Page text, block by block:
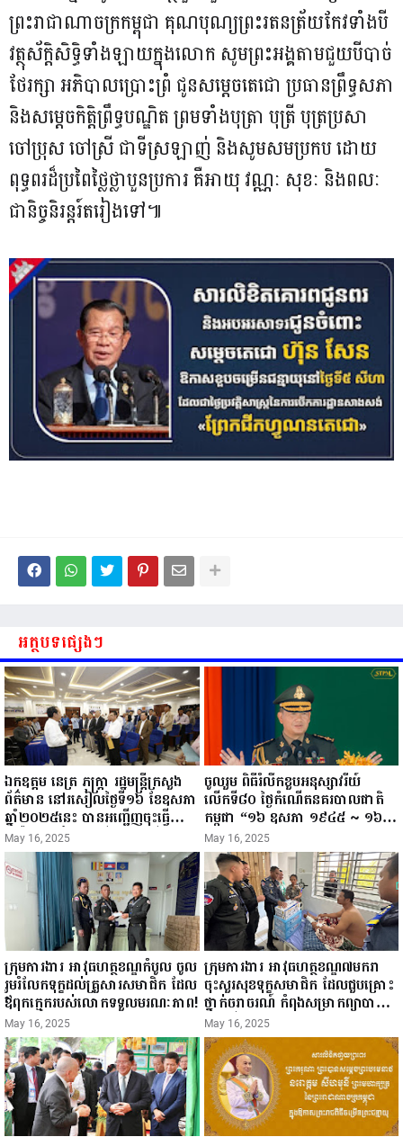
ព្រះរាជាណាចក្រកម្ពុជា គុណបុណ្យព្រះរតនត្រ័យកែវទាំងបី
វត្ថុស័ក្តិសិទ្ធិទាំងឡាយក្នុងលោក សូមព្រះអង្គតាមជួយបីបាច់
ថែរក្សា អភិបាលប្រោះព្រំ ជូនសម្តេចតេជោ ប្រធានព្រឹទ្ធសភា
និងសម្តេចកិត្តិព្រឹទ្ធបណ្ឌិត ព្រមទាំងបុត្រា បុត្រី បុត្រប្រសា
ចៅប្រុស ចៅស្រី ជាទីស្រឡាញ់ និងសូមសមប្រកប ដោយ
ពុទ្ធពរដ៏ប្រពៃថ្លៃថ្លាបួនប្រការ គឺអាយុ វណ្ណៈ សុខៈ និងពលៈ
ជានិច្ចនិរន្តរ៍តរៀងទៅ៕
អត្ថបទផ្សេងៗ
ឯកឧត្តម នេត្រ ភក្ត្រា រដ្ឋមន្ត្រីក្រសួង
ព័ត៌មាន នៅរសៀលថ្ងៃទី១៦ ខែឧសភា
ឆ្នាំ២០២៥នេះ បានអញ្ជើញចុះធ្វើ
ជំរឿនថ្នាក់ដឹកនាំមន្ត្រីរាជការស៉ីវិល នៃ
ក្រសួងព័ត៌មាន...
May 16, 2025
ចូលរួម ពិធីរំលឹកខួបអនុស្សាវរីយ៍
លើកទី៨០ ថ្ងៃកំណើតនគរបាលជាតិ
កម្ពុជា “១៦ ឧសភា ១៩៤៥ ~ ១៦
ឧសភា ២០២៥”...
May 16, 2025
ក្រុមការងារ អាវុធហត្ថខណ្ឌកំបូល ចូល
រួមរំលែកទុក្ខដល់គ្រួសារសមាជិក ដែល
ឪពុកក្មេករបស់លោកទទួលមរណៈភាព!
May 16, 2025
ក្រុមការងារ អាវុធហត្ថខណ្ឌ៧មករា
ចុះសួរសុខទុក្ខសមាជិក ដែលជួបគ្រោះ
ថ្នាក់ចរាចរណ៍ កំពុងសម្រាកព្យាបាល
នៅមន្ទីរពេទ្យ!
May 16, 2025